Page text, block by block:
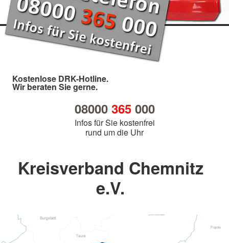
Kostenlose DRK-Hotline.
Wir beraten Sie gerne.
08000 365000
Infos für Sie kostenfrei
rund um die Uhr
Kreisverband Chemnitz
e.V.